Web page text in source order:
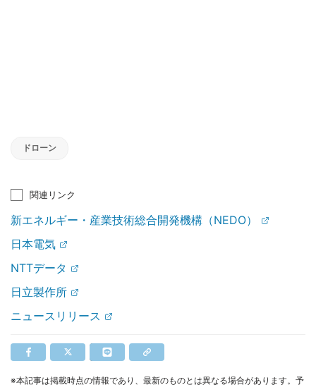
ドローン
関連リンク
新エネルギー・産業技術総合開発機構（NEDO）
日本電気
NTTデータ
日立製作所
ニュースリリース
※本記事は掲載時点の情報であり、最新のものとは異なる場合があります。予